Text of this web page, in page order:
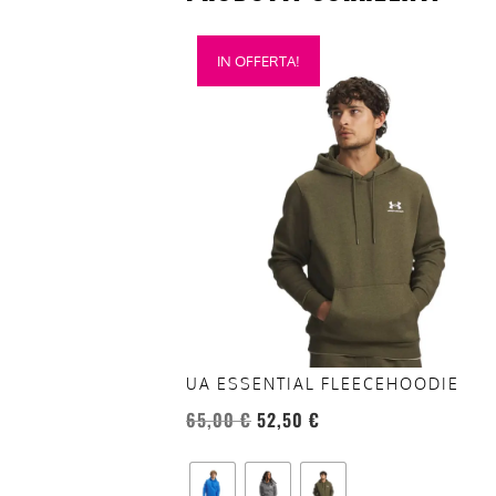
IN OFFERTA!
UA ESSENTIAL FLEECEHOODIE
65,00€ 52,50 €
Questo
prodotto
del
prodotto